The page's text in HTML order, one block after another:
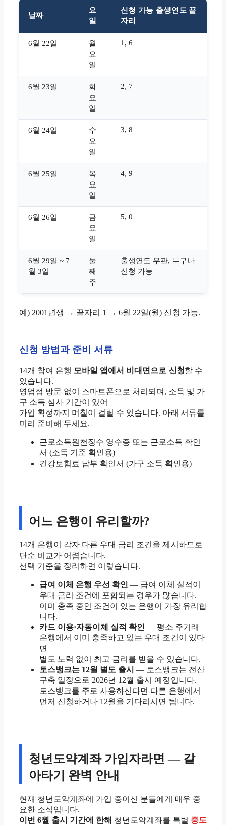
날짜
요
일
신청 가능 출생연도 끝
자리
6월 22일
월
요
일
1, 6
6월 23일
화
요
일
2, 7
6월 24일
수
요
일
3, 8
6월 25일
목
요
일
4, 9
6월 26일
금
요
일
5, 0
6월 29일 ~ 7
월 3일
둘
째
주
출생연도 무관, 누구나
신청 가능
예) 2001년생 → 끝자리 1 → 6월 22일(월) 신청 가능.
신청 방법과 준비 서류
14개 참여 은행 모바일 앱에서 비대면으로 신청할 수
있습니다.
영업점 방문 없이 스마트폰으로 처리되며, 소득 및 가
구 소득 심사 기간이 있어
가입 확정까지 며칠이 걸릴 수 있습니다. 아래 서류를
미리 준비해 두세요.
근로소득원천징수 영수증 또는 근로소득 확인
서 (소득 기준 확인용)
건강보험료 납부 확인서 (가구 소득 확인용)
어느 은행이 유리할까?
14개 은행이 각자 다른 우대 금리 조건을 제시하므로
단순 비교가 어렵습니다.
선택 기준을 정리하면 이렇습니다.
급여 이체 은행 우선 확인 — 급여 이체 실적이
우대 금리 조건에 포함되는 경우가 많습니다.
이미 충족 중인 조건이 있는 은행이 가장 유리합
니다.
카드 이용·자동이체 실적 확인 — 평소 주거래
은행에서 이미 충족하고 있는 우대 조건이 있다
면
별도 노력 없이 최고 금리를 받을 수 있습니다.
토스뱅크는 12월 별도 출시 — 토스뱅크는 전산
구축 일정으로 2026년 12월 출시 예정입니다.
토스뱅크를 주로 사용하신다면 다른 은행에서
먼저 신청하거나 12월을 기다리시면 됩니다.
청년도약계좌 가입자라면 — 갈
아타기 완벽 안내
현재 청년도약계좌에 가입 중이신 분들에게 매우 중
요한 소식입니다.
이번 6월 출시 기간에 한해 청년도약계좌를 특별 중도